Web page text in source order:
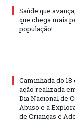
Saúde que
que chega mais
população!
Caminhada do 18
ação realizada
Dia Nacional de
Abuso e à
de Crianças e